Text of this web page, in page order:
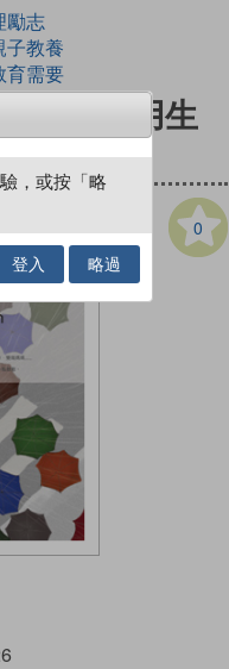
勵志
子教養
育需要
照顧者用生
0
，或按「略
登入 略過